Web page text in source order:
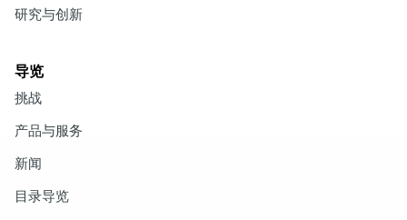
研究与创新
导览
挑战
产品与服务
新闻
目录导览